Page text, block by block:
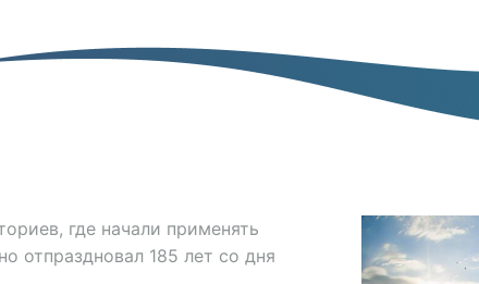
где начали применять
отпраздновал 185 лет со дня